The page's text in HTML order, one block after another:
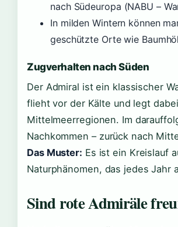
nach Südeuropa (NABU –
In milden Wintern können
geschützte Orte wie
Zugverhalten nach Süden
Der Admiral ist ein klassischer
flieht vor der Kälte und legt
Mittelmeerregionen. Im
Nachkommen – zurück nach
Das Muster: Es ist ein Kreislauf
Naturphänomen, das jedes Jahr
Sind rote Admiräle